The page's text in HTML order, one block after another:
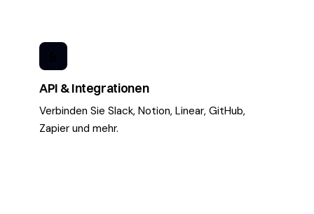
API & Integrationen
Verbinden Sie Slack, Notion, Linear, GitHub,
Zapier und mehr.